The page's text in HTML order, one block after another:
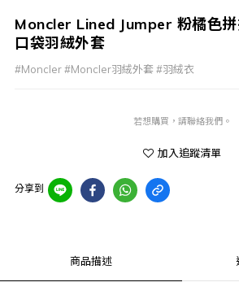
Moncler Lined Jumper 粉橘色
口袋羽絨外套
#Moncler #Moncler羽絨外套 #羽絨衣
若想購買，請聯絡我們。
加入追蹤清單
分享到
商品描述